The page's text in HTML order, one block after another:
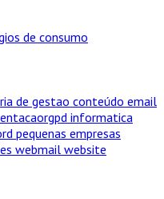
de consumo
de gestao conteúdo email
informatica
pequenas empresas
webmail website